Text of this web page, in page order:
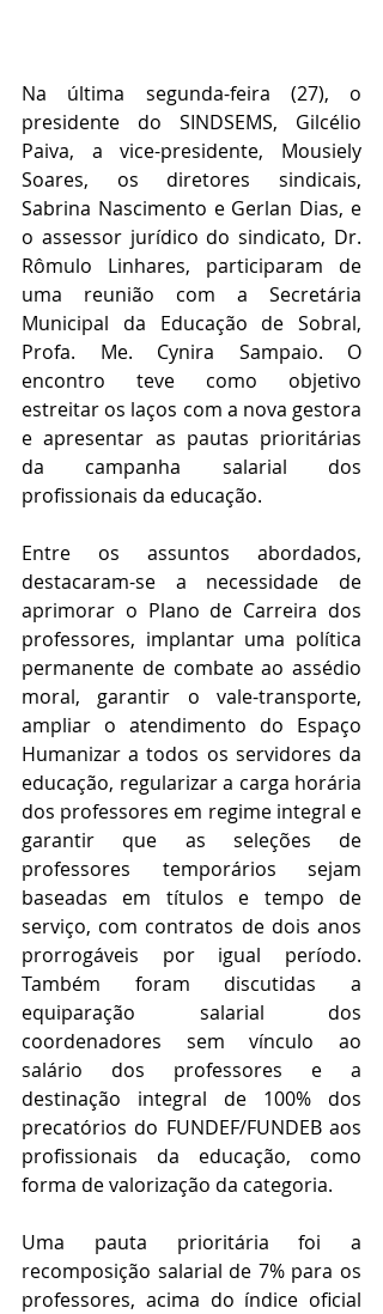
Na última segunda-feira (27), o
presidente do SINDSEMS, Gilcélio
Paiva, a vice-presidente, Mousiely
Soares, os diretores sindicais,
Sabrina Nascimento e Gerlan Dias, e
o assessor jurídico do sindicato, Dr.
Rômulo Linhares, participaram de
uma reunião com a Secretária
Municipal da Educação de Sobral,
Profa. Me. Cynira Sampaio. O
encontro teve como objetivo
estreitar os laços com a nova gestora
e apresentar as pautas prioritárias
da campanha salarial dos
profissionais da educação.
Entre os assuntos abordados,
destacaram-se a necessidade de
aprimorar o Plano de Carreira dos
professores, implantar uma política
permanente de combate ao assédio
moral, garantir o vale-transporte,
ampliar o atendimento do Espaço
Humanizar a todos os servidores da
educação, regularizar a carga horária
dos professores em regime integral e
garantir que as seleções de
professores temporários sejam
baseadas em títulos e tempo de
serviço, com contratos de dois anos
prorrogáveis por igual período.
Também foram discutidas a
equiparação salarial dos
coordenadores sem vínculo ao
salário dos professores e a
destinação integral de 100% dos
precatórios do FUNDEF/FUNDEB aos
profissionais da educação, como
forma de valorização da categoria.
Uma pauta prioritária foi a
recomposição salarial de 7% para os
professores, acima do índice oficial